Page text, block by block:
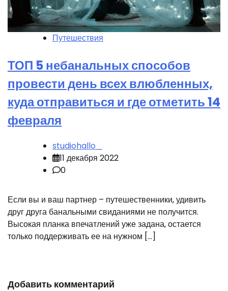
Путешествия
ТОП 5 небанальных способов
провести день всех влюбленных,
куда отправиться и где отметить 14
февраля
studiohallo_
11 декабря 2022
0
Если вы и ваш партнер – путешественники, удивить
друг друга банальными свиданиями не получится.
Высокая планка впечатлений уже задана, остается
только поддерживать ее на нужном […]
Добавить комментарий